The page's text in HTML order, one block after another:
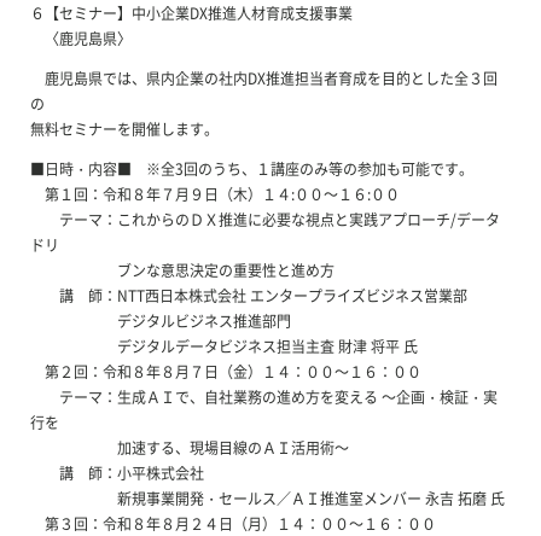
６【セミナー】中小企業DX推進人材育成支援事業
〈鹿児島県〉
鹿児島県では、県内企業の社内DX推進担当者育成を目的とした全３回
の
無料セミナーを開催します。
■日時・内容■ ※全3回のうち、１講座のみ等の参加も可能です。
第１回：令和８年７月９日（木）１４:００～１６:００
テーマ：これからのＤＸ推進に必要な視点と実践アプローチ/データ
ドリ
ブンな意思決定の重要性と進め方
講 師：NTT西日本株式会社 エンタープライズビジネス営業部
デジタルビジネス推進部門
デジタルデータビジネス担当主査 財津 将平 氏
第２回：令和８年８月７日（金）１４：００～１６：００
テーマ：生成ＡＩで、自社業務の進め方を変える ～企画・検証・実
行を
加速する、現場目線のＡＩ活用術～
講 師：小平株式会社
新規事業開発・セールス／ＡＩ推進室メンバー 永吉 拓磨 氏
第３回：令和８年８月２４日（月）１４：００～１６：００